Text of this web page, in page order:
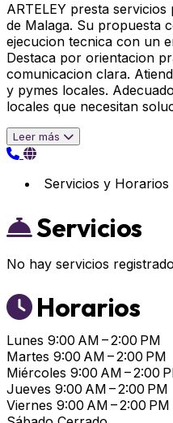
ARTELEY presta
de Malaga. Su propuesta
ejecucion tecnica con un
Destaca por orientacion
comunicacion clara.
y pymes locales.
locales que necesitan
Leer más
Servicios y Horarios
Servicios
No hay servicios
Horarios
Lunes 9:00 AM – 2:00 PM
Martes 9:00 AM – 2:00 PM
Miércoles 9:00 AM – 2:00
Jueves 9:00 AM – 2:00 PM
Viernes 9:00 AM – 2:00 PM